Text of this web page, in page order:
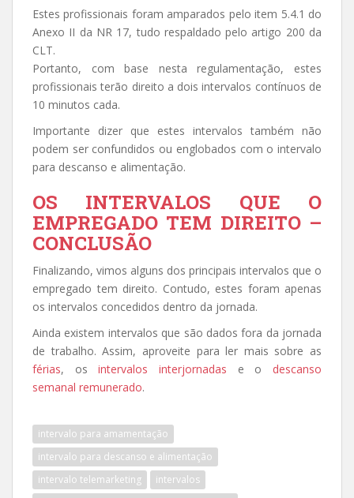
Estes profissionais foram amparados pelo item 5.4.1 do
Anexo II da NR 17, tudo respaldado pelo artigo 200 da
CLT.
Portanto, com base nesta regulamentação, estes
profissionais terão direito a dois intervalos contínuos de
10 minutos cada.
Importante dizer que estes intervalos também não
podem ser confundidos ou englobados com o intervalo
para descanso e alimentação.
OS INTERVALOS QUE O
EMPREGADO TEM DIREITO –
CONCLUSÃO
Finalizando, vimos alguns dos principais intervalos que o
empregado tem direito. Contudo, estes foram apenas
os intervalos concedidos dentro da jornada.
Ainda existem intervalos que são dados fora da jornada
de trabalho. Assim, aproveite para ler mais sobre as
férias, osintervalos interjornadas e o descanso
semanal remunerado.
intervalo para amamentação
intervalo para descanso e alimentação
intervalo telemarketing
intervalos